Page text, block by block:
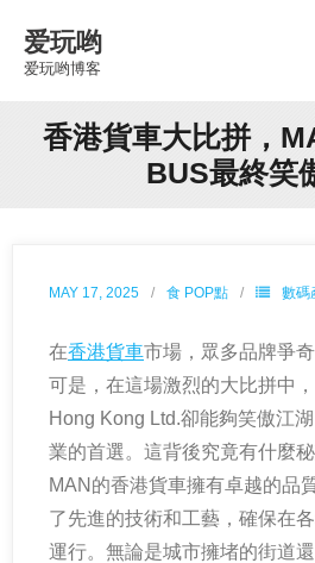
content
爱玩哟
爱玩哟博客
香港貨車大比拼，
BUS最終笑
MAY 17, 2025 食 POP點 數碼
在香港貨車市場，眾多品牌爭
可是，在這場激烈的大比拼中
Hong Kong Ltd.卻能夠笑傲江
業的首選。這背後究竟有什麼
MAN的香港貨車擁有卓越的品
了先進的技術和工藝，確保在
運行。無論是城市擁堵的街道